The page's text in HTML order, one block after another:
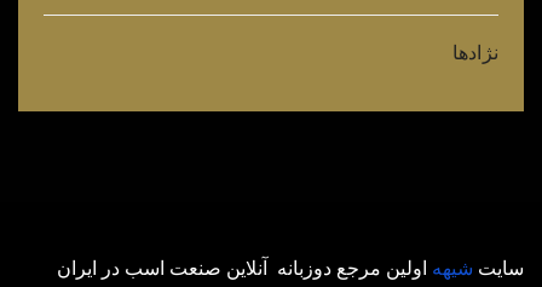
نژادها
سایت شیهه اولین مرجع دوزبانه آنلاین صنعت اسب در ایران